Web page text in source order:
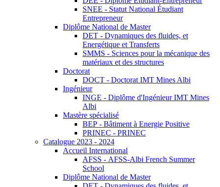
SNEE - Statut National Étudiant
Entrepreneur
Diplôme National de Master
DET - Dynamiques des fluides, et
Energétique et Transferts
SMMS - Sciences pour la mécanique des
matériaux et des structures
Doctorat
DOCT - Doctorat IMT Mines Albi
Ingénieur
INGE - Diplôme d'Ingénieur IMT Mines
Albi
Mastère spécialisé
BEP - Bâtiment à Energie Positive
PRINEC - PRINEC
Catalogue 2023 - 2024
Accueil International
AFSS - AFSS-Albi French Summer
School
Diplôme National de Master